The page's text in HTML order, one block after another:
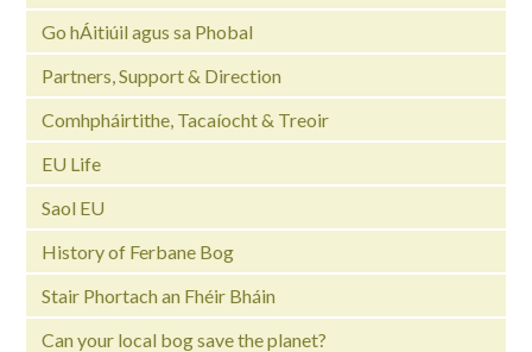
Go hÁitiúil agus sa Phobal
Partners, Support & Direction
Comhpháirtithe, Tacaíocht & Treoir
EU Life
Saol EU
History of Ferbane Bog
Stair Phortach an Fhéir Bháin
Can your local bog save the planet?